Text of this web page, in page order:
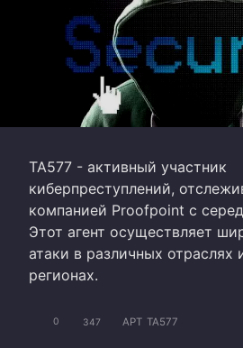
TA577 - активный участник
киберпреступлений,
компанией Proofpoint с
Этот агент осуществляет
атаки в различных отраслях
регионах.
0 347 APT TA577